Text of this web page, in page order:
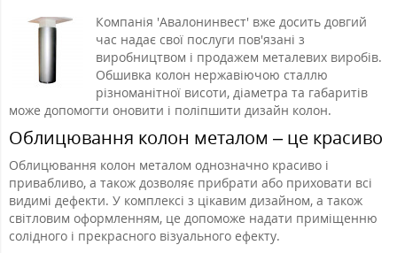
Компанія 'Авалонинвест' вже досить довгий
час надає свої послуги пов'язані з
виробництвом і продажем металевих виробів.
Обшивка колон нержавіючою сталлю
різноманітної висоти, діаметра та габаритів
може допомогти оновити і поліпшити дизайн колон.
Облицювання колон металом – це красиво
Облицювання колон металом однозначно красиво і
привабливо, а також дозволяє прибрати або приховати всі
видимі дефекти. У комплексі з цікавим дизайном, а також
світловим оформленням, це допоможе надати приміщенню
солідного і прекрасного візуального ефекту.